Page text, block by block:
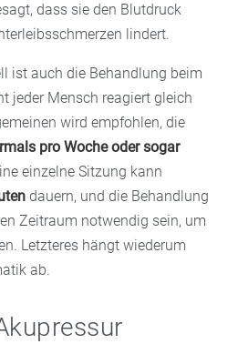
dass sie den Blutdruck
lindert.
ist auch die Behandlung beim
jeder Mensch reagiert gleich
wird empfohlen, die
pro Woche oder sogar
einzelne Sitzung kann
dauern, und die Behandlung
Zeitraum notwendig sein, um
Letzteres hängt wiederum
ab.